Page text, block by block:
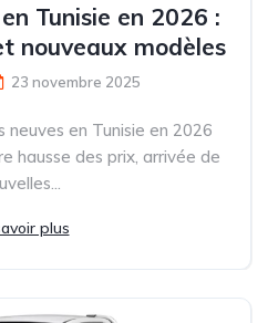
Tunisie en 2026 :
nouveaux modèles
23 novembre 2025
neuves en Tunisie en 2026
hausse des prix, arrivée de
plus